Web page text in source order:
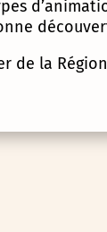
de la